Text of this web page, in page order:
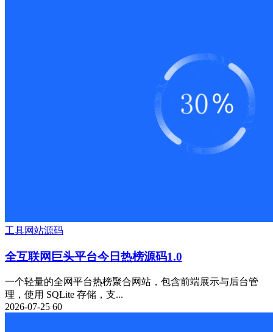
工具网站源码
全互联网巨头平台今日热榜源码1.0
一个轻量的全网平台热榜聚合网站，包含前端展示与后台管
理，使用 SQLite 存储，支...
2026-07-25 60